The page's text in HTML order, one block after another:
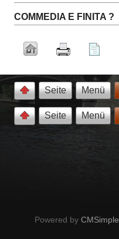
COMMEDIA E FINITA ?
Seite Menü
Seite Menü
Powered by CMSimple